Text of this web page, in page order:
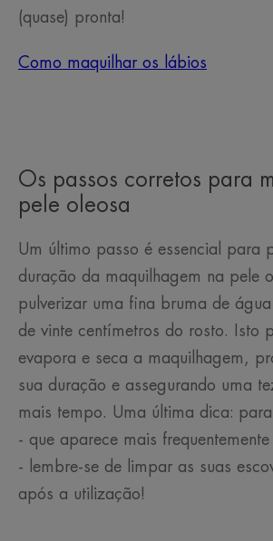
(quase) pronta!
Como maquilhar os lábios
Os passos corretos para
pele oleosa
Um último passo é essencial para
duração da maquilhagem na pele
pulverizar uma fina bruma de
de vinte centímetros do rosto. Isto
evapora e seca a maquilhagem,
sua duração e assegurando uma
mais tempo. Uma última dica:
- que aparece mais
- lembre-se de limpar as suas
após a utilização!